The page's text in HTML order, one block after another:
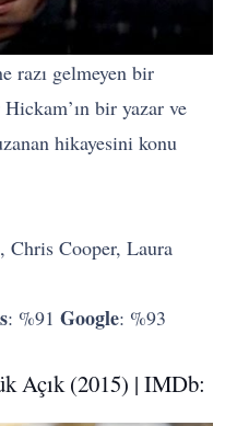
razı gelmeyen bir
bir yazar ve
hikayesini konu
Chris Cooper, Laura
: %91Google: %93
Açık (2015) | IMDb: